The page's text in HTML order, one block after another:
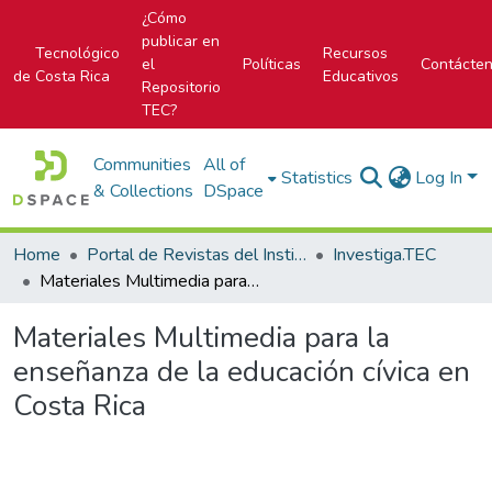
Tecnológico
de Costa Rica
¿Cómo
publicar en
el
Repositorio
TEC?
Políticas
Recursos
Educativos
Communities
& Collections
All of
DSpace
Statistics Log In
Home Portal de Revistas del Instituto Tecnológico de Costa Rica
Investiga.TEC
Materiales Multimedia para la enseñanza de la educación cívica en Costa Rica
Materiales Multimedia para la
enseñanza de la educación cívica en
Costa Rica